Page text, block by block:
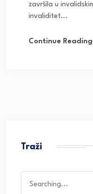
završila u
invaliditet...
Continue Reading
Traži
for: